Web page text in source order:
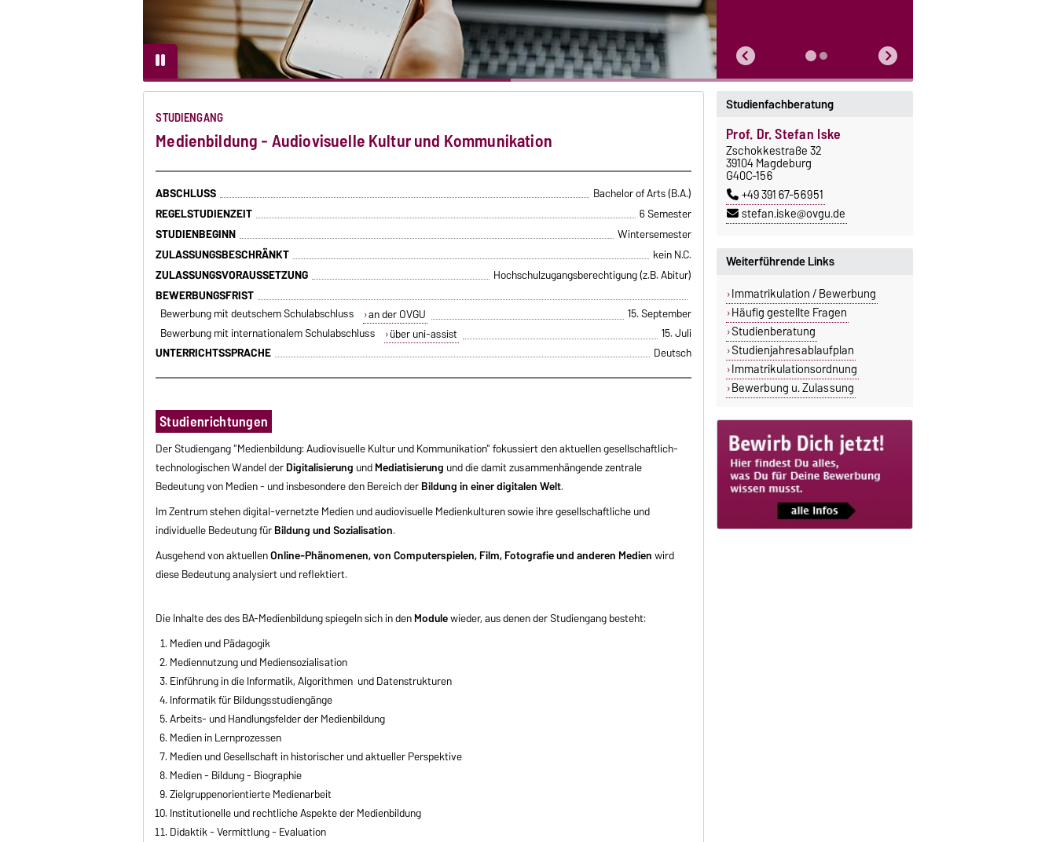
STUDIENGANG
Medienbildung - Audiovisuelle Kultur und Kommunikation
ABSCHLUSS
Bachelor of Arts (B.A.)
REGELSTUDIENZEIT
6 Semester
STUDIENBEGINN
Wintersemester
ZULASSUNGSBESCHRÄNKT
kein N.C.
ZULASSUNGSVORAUSSETZUNG
Hochschulzugangsberechtigung (z.B. Abitur)
BEWERBUNGSFRIST
Bewerbung mit deutschem Schulabschluss
an der OVGU
15. September
Bewerbung mit internationalem Schulabschluss
über uni-assist
15. Juli
UNTERRICHTSSPRACHE
Deutsch
Studienrichtungen
Der Studiengang "Medienbildung: Audiovisuelle Kultur und Kommunikation" fokussiert den aktuellen gesellschaftlich-
technologischen Wandel derDigitalisierung undMediatisierung und die damit zusammenhängende zentrale
Bedeutung von Medien - und insbesondere den Bereich derBildung in einer digitalen Welt.
Im Zentrum stehen digital-vernetzte Medien und audiovisuelle Medienkulturen sowie ihre gesellschaftliche und
individuelle Bedeutung fürBildung und Sozialisation.
Ausgehend von aktuellenOnline-Phänomenen, von Computerspielen, Film, Fotografie und anderen Medienwird
diese Bedeutung analysiert und reflektiert.
Die Inhalte des des BA-Medienbildung spiegeln sich in denModulewieder, aus denen der Studiengang besteht:
Medien und Pädagogik
Mediennutzung und Mediensozialisation
Einführung in die Informatik, Algorithmen und Datenstrukturen
Informatik für Bildungsstudiengänge
Arbeits- und Handlungsfelder der Medienbildung
Medien in Lernprozessen
Medien und Gesellschaft in historischer und aktueller Perspektive
Medien - Bildung - Biographie
Zielgruppenorientierte Medienarbeit
Institutionelle und rechtliche Aspekte der Medienbildung
Didaktik - Vermittlung - Evaluation
Weiterführende Links
Immatrikulation / Bewerbung
Häufig gestellte Fragen
Studienberatung
Studienjahresablaufplan
Immatrikulationsordnung
Bewerbung u. Zulassung
Studienfachberatung
Prof. Dr. Stefan Iske
Zschokkestraße 32
39104 Magdeburg
G40C-156
+49 391 67-56951
stefan.iske@ovgu.de